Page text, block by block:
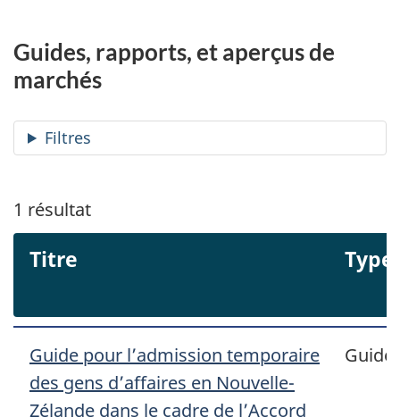
Guides, rapports, et aperçus de
marchés
Filtres
1 résultat
Titre Type
Guide pour l’admission temporaire
des gens d’affaires en Nouvelle-
Zélande dans le cadre de l’Accord
Guide